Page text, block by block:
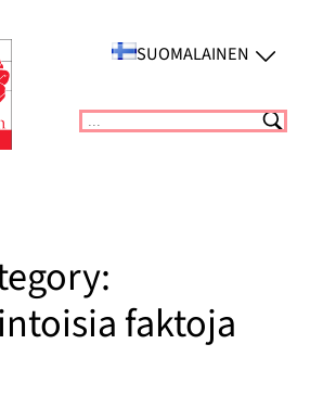
SUOMALAINEN
Suchen
faktoja